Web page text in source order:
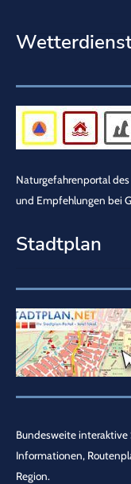
Naturgefahrenportal
und Empfehlungen bei
Stadtplan
Bundesweite
Informationen,
Region.